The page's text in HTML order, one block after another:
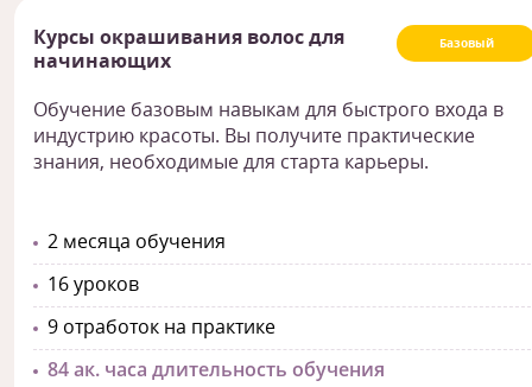
Базовый
Курсы окрашивания волос для
начинающих
Обучение базовым навыкам для быстрого входа в
индустрию красоты. Вы получите практические
знания, необходимые для старта карьеры.
2 месяца обучения
16 уроков
9 отработок на практике
84 ак. часа длительность обучения